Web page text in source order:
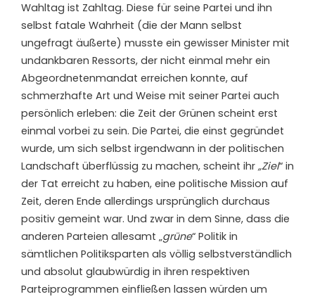
Wahltag ist Zahltag. Diese für seine Partei und ihn
selbst fatale Wahrheit (die der Mann selbst
ungefragt äußerte) musste ein gewisser Minister mit
undankbaren Ressorts, der nicht einmal mehr ein
Abgeordnetenmandat erreichen konnte, auf
schmerzhafte Art und Weise mit seiner Partei auch
persönlich erleben: die Zeit der Grünen scheint erst
einmal vorbei zu sein. Die Partei, die einst gegründet
wurde, um sich selbst irgendwann in der politischen
Landschaft überflüssig zu machen, scheint ihr „Ziel“ in
der Tat erreicht zu haben, eine politische Mission auf
Zeit, deren Ende allerdings ursprünglich durchaus
positiv gemeint war. Und zwar in dem Sinne, dass die
anderen Parteien allesamt „grüne“ Politik in
sämtlichen Politiksparten als völlig selbstverständlich
und absolut glaubwürdig in ihren respektiven
Parteiprogrammen einfließen lassen würden um